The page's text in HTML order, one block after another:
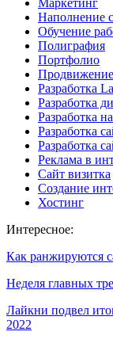
Наполнение
Обучение
Полиграфия
Портфолио
Разработка
Разработка
Разработка
Разработка
Разработка
Реклама в
Сайт визитка
Создание
Хостинг
Интересное:
Как ранжируются
Неделя главных
Лайкни подвел
2022